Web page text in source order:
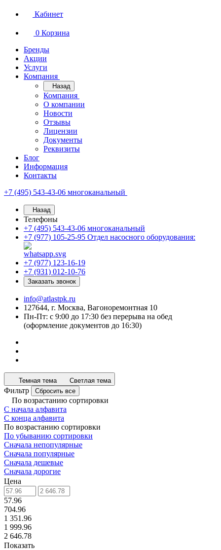
Кабинет
0 Корзина
Бренды
Акции
Услуги
Компания
Назад
Компания
О компании
Новости
Отзывы
Лицензии
Документы
Реквизиты
Блог
Информация
Контакты
+7 (495) 543-43-06 многоканальный
Назад
Телефоны
+7 (495) 543-43-06 многоканальный
+7 (977) 105-25-95 Отдел насосного оборудования:
+7 (977) 123-16-19
+7 (931) 012-10-76
Заказать звонок
info@atlastpk.ru
127644, г. Москва, Вагоноремонтная 10
Пн-Пт: с 9:00 до 17:30 без перерыва на обед
(оформление документов до 16:30)
Темная тема Светлая тема
Фильтр Сбросить все
По возрастанию сортировки
С начала алфавита
С конца алфавита
По возрастанию сортировки
По убыванию сортировки
Сначала непопулярные
Сначала популярные
Сначала дешевые
Сначала дорогие
Цена
57.96
704.96
1 351.96
1 999.96
2 646.78
Показать